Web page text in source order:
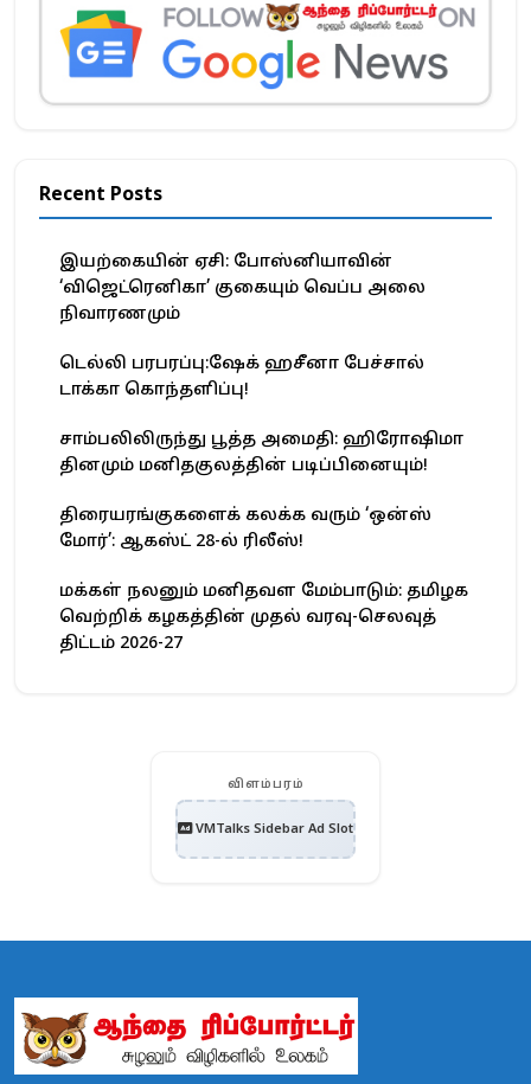
Recent Posts
இயற்கையின் ஏசி: போஸ்னியாவின்
‘விஜெட்ரெனிகா’ குகையும் வெப்ப அலை
நிவாரணமும்
டெல்லி பரபரப்பு:ஷேக் ஹசீனா பேச்சால்
டாக்கா கொந்தளிப்பு!
சாம்பலிலிருந்து பூத்த அமைதி: ஹிரோஷிமா
தினமும் மனிதகுலத்தின் படிப்பினையும்!
திரையரங்குகளைக் கலக்க வரும் ‘ஒன்ஸ்
மோர்’: ஆகஸ்ட் 28-ல் ரிலீஸ்!
மக்கள் நலனும் மனிதவள மேம்பாடும்: தமிழக
வெற்றிக் கழகத்தின் முதல் வரவு-செலவுத்
திட்டம் 2026-27
விளம்பரம்
VMTalks Sidebar Ad Slot